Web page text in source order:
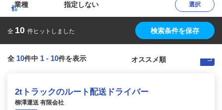
業種 指定しない 選択
全 10 件ヒットしました 検索条件を保存
全 10件中 1 - 10件を表示
2tトラックのルート配送ドライバー
柳澤運送 有限会社